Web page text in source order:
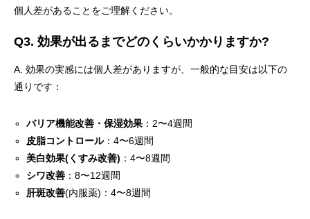
個人差があることをご理解ください。
Q3. 効果が出るまでどのくらいかかりますか?
A. 効果の実感には個人差がありますが、一般的な目安は以下の
通りです：
バリア機能改善・保湿効果 ：2〜4週間
皮脂コントロール：4〜6週間
美白効果(くすみ改善) ：4〜8週間
シワ改善 ：8〜12週間
肝斑改善(内服薬)：4〜8週間